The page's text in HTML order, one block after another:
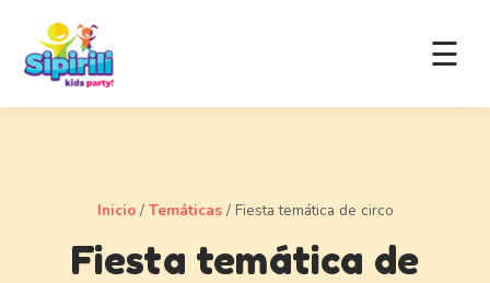
☰
Inicio/ Temáticas/ Fiesta temática de circo
Fiesta temática de